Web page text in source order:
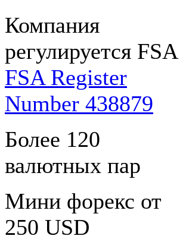
Компания
регулируется FSA
FSA Register
Number 438879
Более 120
валютных пар
Мини форекс от
250 USD